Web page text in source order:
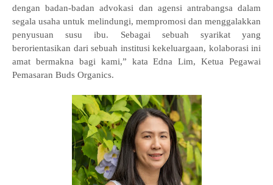
dengan badan-badan advokasi dan agensi antrabangsa dalam
segala usaha untuk melindungi, mempromosi dan menggalakkan
penyusuan susu ibu. Sebagai sebuah syarikat yang
berorientasikan dari sebuah institusi kekeluargaan, kolaborasi ini
amat bermakna bagi kami,” kata Edna Lim, Ketua Pegawai
Pemasaran Buds Organics.